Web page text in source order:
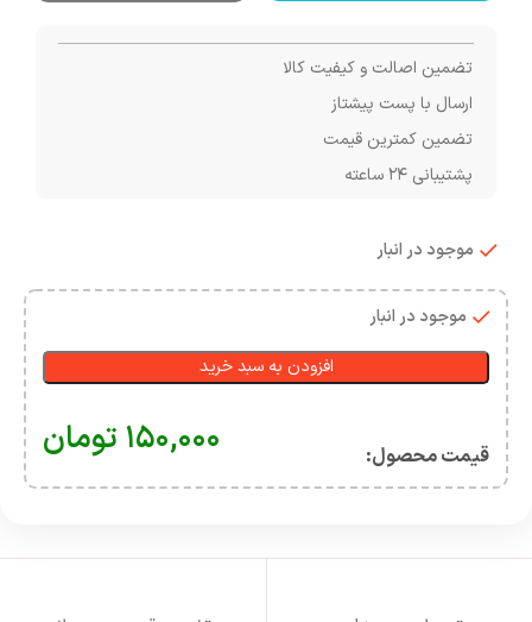
تضمین اصالت و کیفیت کالا
ارسال با پست پیشتاز
تضمین کمترین قیمت
پشتیبانی ۲۴ ساعته
موجود در انبار
موجود در انبار
افزودن به سبد خرید
قیمت محصول:​ ۱۵۰,۰۰۰ تومان